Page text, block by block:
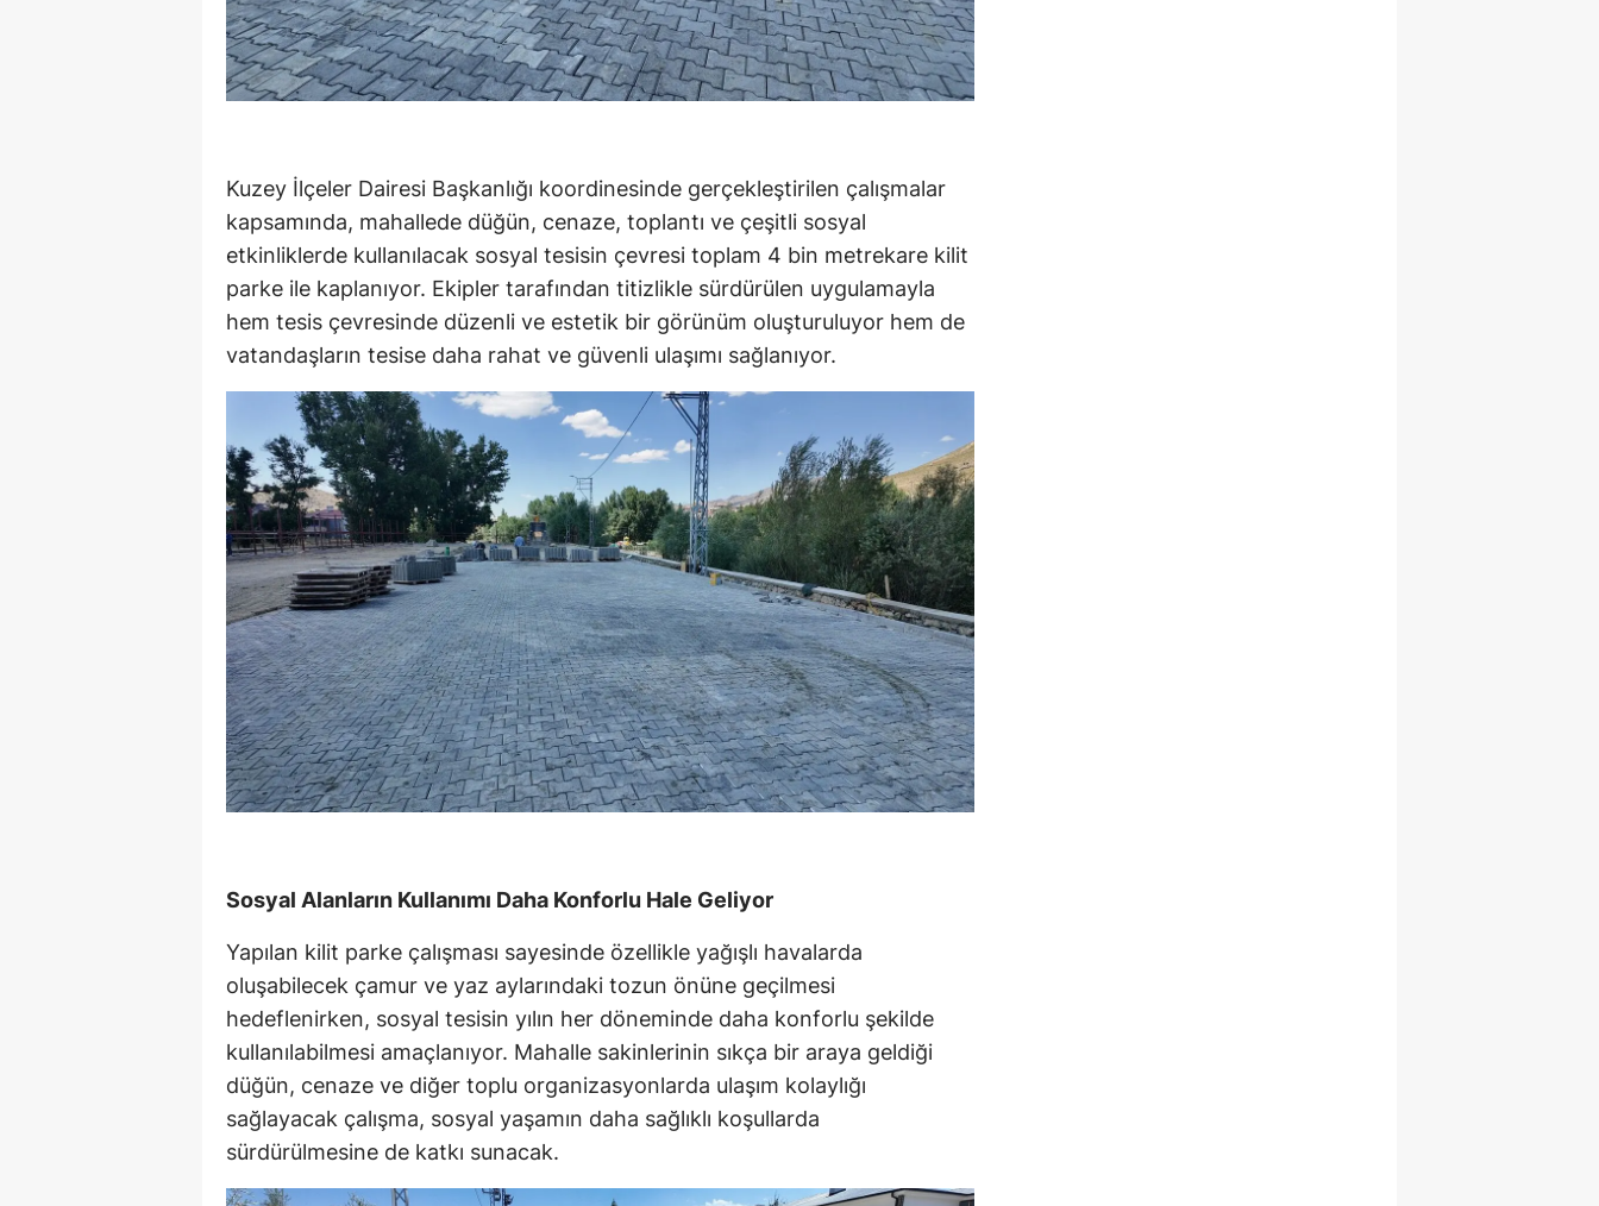
Kuzey İlçeler Dairesi Başkanlığı koordinesinde gerçekleştirilen çalışmalar
kapsamında, mahallede düğün, cenaze, toplantı ve çeşitli sosyal
etkinliklerde kullanılacak sosyal tesisin çevresi toplam 4 bin metrekare kilit
parke ile kaplanıyor. Ekipler tarafından titizlikle sürdürülen uygulamayla
hem tesis çevresinde düzenli ve estetik bir görünüm oluşturuluyor hem de
vatandaşların tesise daha rahat ve güvenli ulaşımı sağlanıyor.
Sosyal Alanların Kullanımı Daha Konforlu Hale Geliyor
Yapılan kilit parke çalışması sayesinde özellikle yağışlı havalarda
oluşabilecek çamur ve yaz aylarındaki tozun önüne geçilmesi
hedeflenirken, sosyal tesisin yılın her döneminde daha konforlu şekilde
kullanılabilmesi amaçlanıyor. Mahalle sakinlerinin sıkça bir araya geldiği
düğün, cenaze ve diğer toplu organizasyonlarda ulaşım kolaylığı
sağlayacak çalışma, sosyal yaşamın daha sağlıklı koşullarda
sürdürülmesine de katkı sunacak.